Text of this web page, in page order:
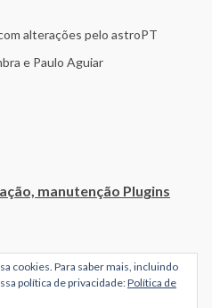
alterações pelo astroPT
e Paulo Aguiar
manutenção Plugins
cookies. Para saber mais, incluindo
política de privacidade:Política de